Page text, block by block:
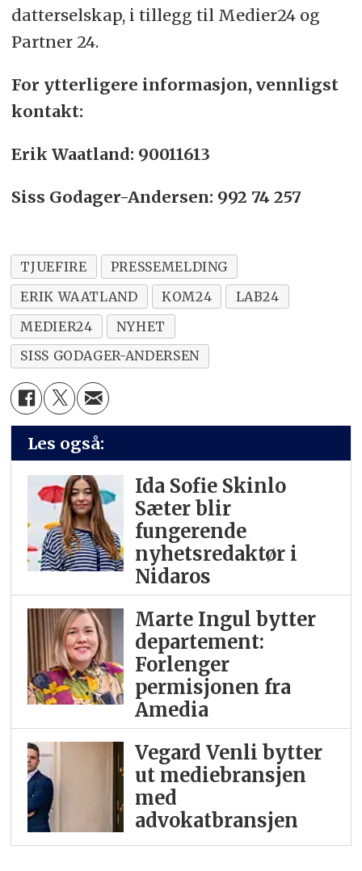
datterselskap, i tillegg til Medier24 og
Partner 24.
For ytterligere informasjon, vennligst
kontakt:
Erik Waatland: 90011613
Siss Godager-Andersen: 992 74 257
TJUEFIRE
PRESSEMELDING
ERIK WAATLAND
KOM24
LAB24
MEDIER24
NYHET
SISS GODAGER-ANDERSEN
Les også:
Ida Sofie Skinlo
Sæter blir
fungerende
nyhetsredaktør i
Nidaros
Marte Ingul bytter
departement:
Forlenger
permisjonen fra
Amedia
Vegard Venli bytter
ut mediebransjen
med
advokatbransjen